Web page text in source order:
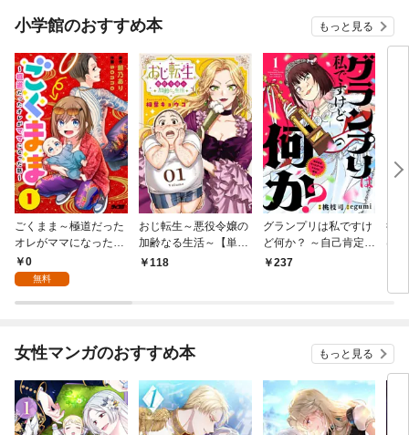
小学館のおすすめ本 もっと見る
ごくまま～極道だった
オレがママになった話
～【単話】（１）
0
無料
おじ転生～悪役令嬢の
加齢なる生活～【単
話】（１）
118
グランプリは私ですけ
ど何か？ ～自己肯定モ
ンスターのミスコン無
237
後
は
女性マンガのおすすめ本 もっと見る